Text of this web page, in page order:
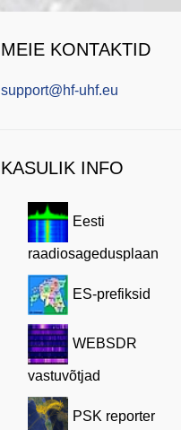
MEIE KONTAKTID
support@hf-uhf.eu
KASULIK INFO
Eesti
raadiosagedusplaan
ES-prefiksid
WEBSDR
vastuvõtjad
PSK reporter